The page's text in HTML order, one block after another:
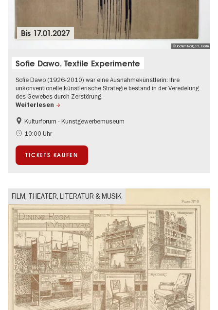
© Jochum Rodgers, Berlin
Bis 17.01.2027
Sofie Dawo. Textile Experimente
Sofie Dawo (1926-2010) war eine Ausnahmekünstlerin: Ihre
unkonventionelle künstlerische Strategie bestand in der Veredelung
des Gewebes durch Zerstörung.
Weiterlesen
Mode und Design
Kulturforum - Kunstgewerbemuseum
10:00 Uhr
TICKETS KAUFEN
FILM, THEATER, LITERATUR & MUSIK